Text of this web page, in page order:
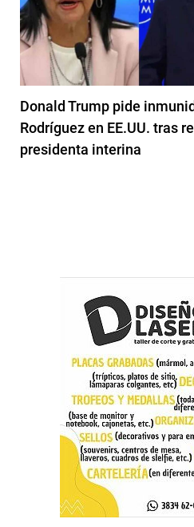
Donald Trump pide
Rodríguez en EE.UU. tras
presidenta interina